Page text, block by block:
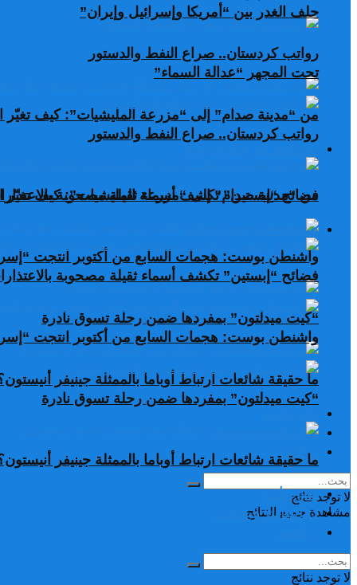
رواتب كردستان.. صراع النفط والدستور
من “مدينة صدام” إلى “مزرعة المليشيات”: كيف تغيّر
صحافة عربية ودولية
فضائح “إبستين” تكشف أسماء ثقيلة مصحوبة
واشنطن بوست: هجمات السابع من أكتوبر انتجت
“كيت ميدلتون” بمفردها ضمن رحلة تسوق نادرة
ما حقيقة شائعات ارتباط أوباما بالممثلة جينيفر
دراسات وبحوث
رياضة
لا توجد نتائج
مشاهدة جميع النتائح
حلف الغدر بين “أمريكا وإسرائيل وإيران”
تحت المجهر “عدالة السماء”
رواتب كردستان.. صراع النفط والدستور
من “مدينة صدام” إلى “مزرعة المليشيات”: كيف تغيّر
صحافة عربية ودولية
فضائح “إبستين” تكشف أسماء ثقيلة مصحوبة
واشنطن بوست: هجمات السابع من أكتوبر انتجت
“كيت ميدلتون” بمفردها ضمن رحلة تسوق نادرة
ما حقيقة شائعات ارتباط أوباما بالممثلة جينيفر
تغريدات
دراسات وبحوث
لا توجد نتائج